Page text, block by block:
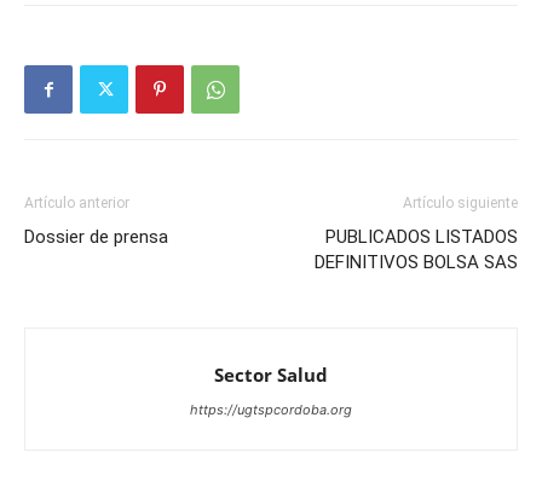
Artículo anterior
Dossier de prensa
Artículo siguiente
PUBLICADOS LISTADOS
DEFINITIVOS BOLSA SAS
Sector Salud
https://ugtspcordoba.org